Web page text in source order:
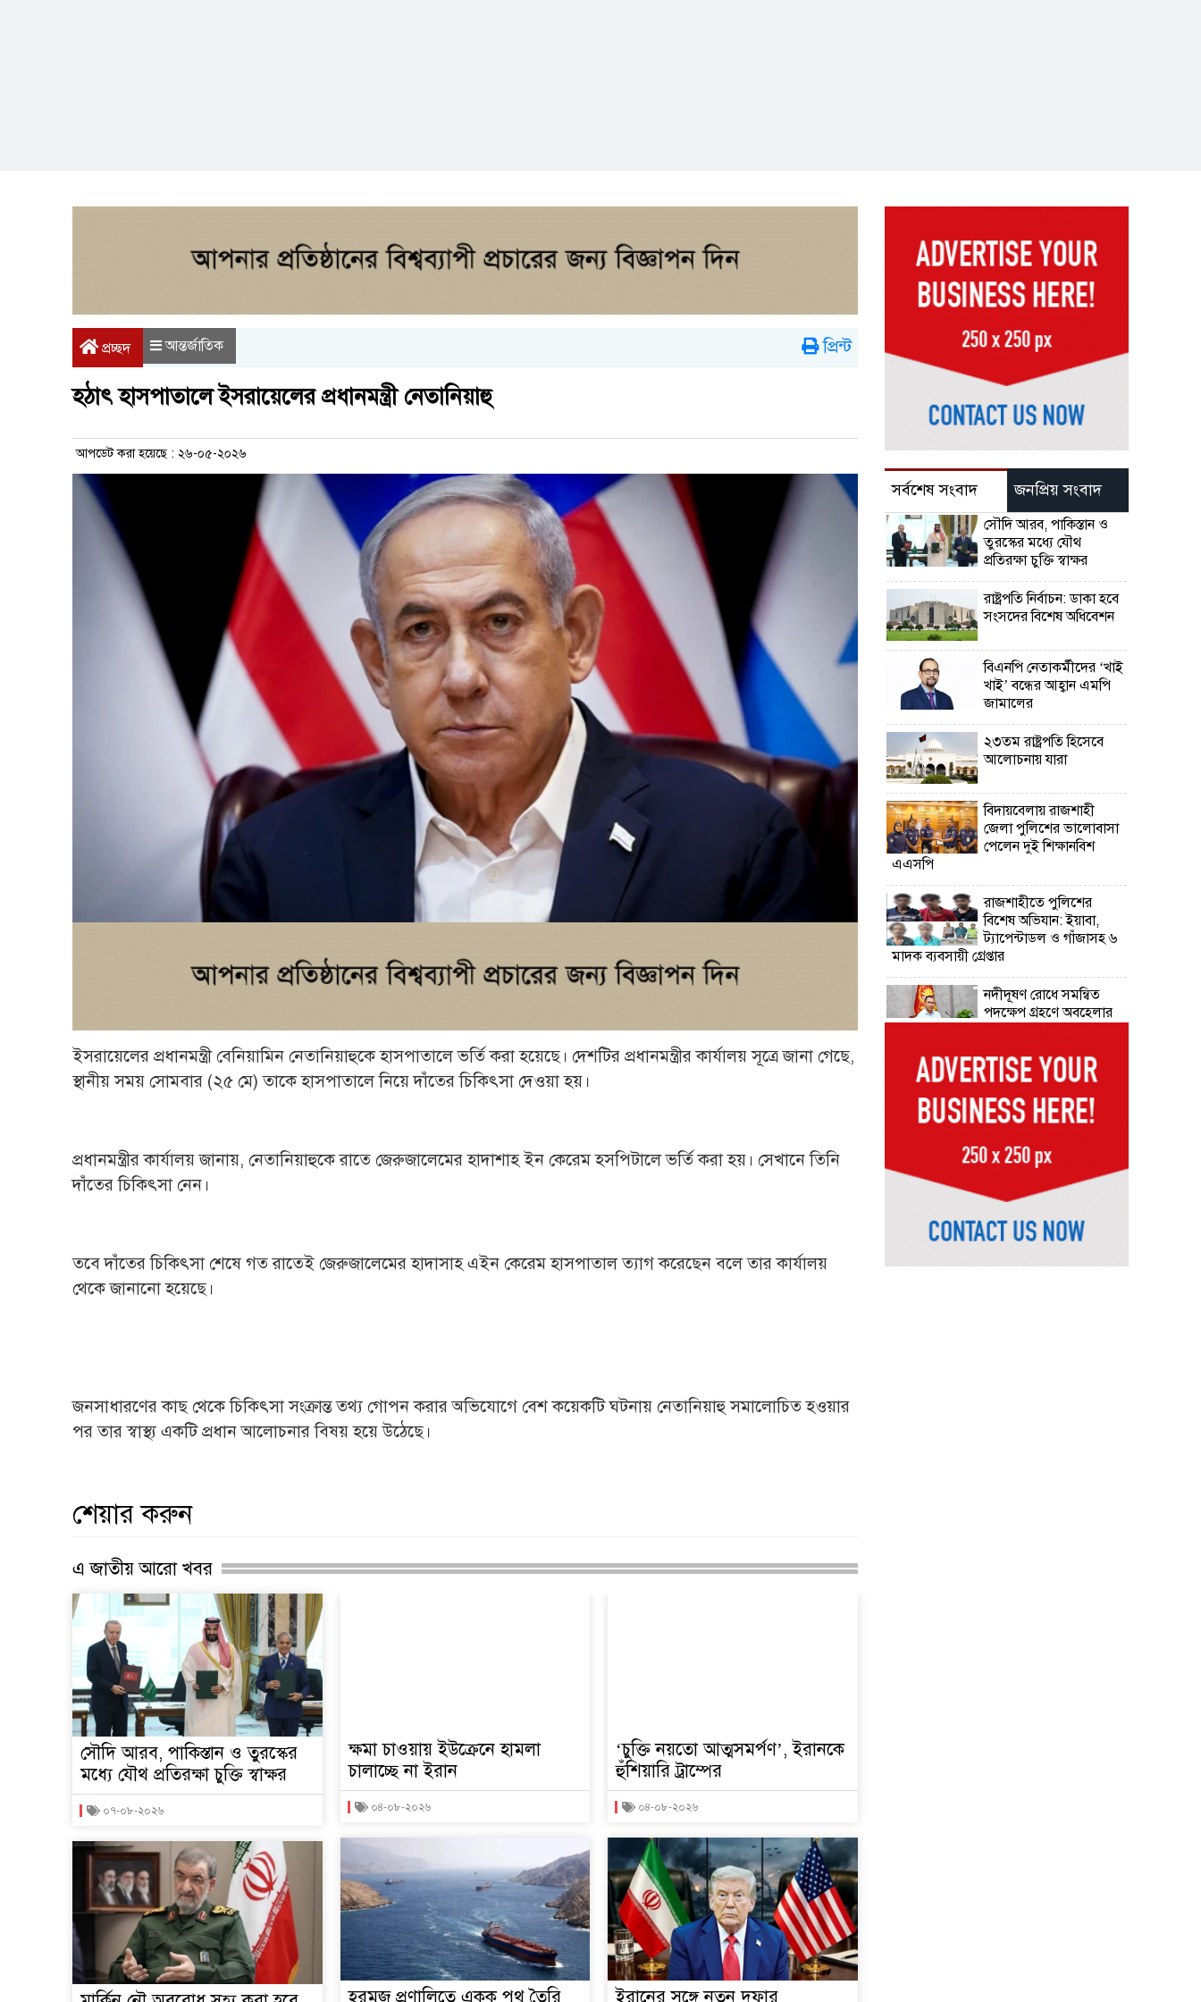
প্রচ্ছদ আন্তর্জাতিক প্রিন্ট
হঠাৎ হাসপাতালে ইসরায়েলের প্রধানমন্ত্রী নেতানিয়াহু
আপডেট করা হয়েছে : ২৬-০৫-২০২৬
ইসরায়েলের প্রধানমন্ত্রী বেনিয়ামিন নেতানিয়াহুকে হাসপাতালে ভর্তি করা হয়েছে। দেশটির প্রধানমন্ত্রীর কার্যালয় সূত্রে জানা গেছে,
স্থানীয় সময় সোমবার (২৫ মে) তাকে হাসপাতালে নিয়ে দাঁতের চিকিৎসা দেওয়া হয়।
প্রধানমন্ত্রীর কার্যালয় জানায়, নেতানিয়াহুকে রাতে জেরুজালেমের হাদাশাহ ইন কেরেম হসপিটালে ভর্তি করা হয়। সেখানে তিনি
দাঁতের চিকিৎসা নেন।
তবে দাঁতের চিকিৎসা শেষে গত রাতেই জেরুজালেমের হাদাসাহ এইন কেরেম হাসপাতাল ত্যাগ করেছেন বলে তার কার্যালয়
থেকে জানানো হয়েছে।
জনসাধারণের কাছ থেকে চিকিৎসা সংক্রান্ত তথ্য গোপন করার অভিযোগে বেশ কয়েকটি ঘটনায় নেতানিয়াহু সমালোচিত হওয়ার
পর তার স্বাস্থ্য একটি প্রধান আলোচনার বিষয় হয়ে উঠেছে।
শেয়ার করুন
এ জাতীয় আরো খবর
সৌদি আরব, পাকিস্তান ও তুরস্কের
মধ্যে যৌথ প্রতিরক্ষা চুক্তি স্বাক্ষর
০৭-০৮-২০২৬
ক্ষমা চাওয়ায় ইউক্রেনে হামলা
চালাচ্ছে না ইরান
০৪-০৮-২০২৬
হরমুজ প্রণালিতে একক পথ তৈরি
‘চুক্তি নয়তো আত্মসমর্পণ’, ইরানকে
হুঁশিয়ারি ট্রাম্পের
০৪-০৮-২০২৬
ইরানের সঙ্গে নতুন দফার
সর্বশেষ সংবাদ জনপ্রিয় সংবাদ
সৌদি আরব, পাকিস্তান ও
তুরস্কের মধ্যে যৌথ
প্রতিরক্ষা চুক্তি স্বাক্ষর
রাষ্ট্রপতি নির্বাচন: ডাকা হবে
সংসদের বিশেষ অধিবেশন
বিএনপি নেতাকর্মীদের ‘খাই
খাই’ বন্ধের আহ্বান এমপি
জামালের
২৩তম রাষ্ট্রপতি হিসেবে
আলোচনায় যারা
বিদায়বেলায় রাজশাহী
জেলা পুলিশের ভালোবাসা
পেলেন দুই শিক্ষানবিশ
এএসপি
রাজশাহীতে পুলিশের
বিশেষ অভিযান: ইয়াবা,
ট্যাপেন্টাডল ও গাঁজাসহ ৬
মাদক ব্যবসায়ী গ্রেপ্তার
নদীদূষণ রোধে সমন্বিত
পদক্ষেপ গ্রহণে অবহেলার
উদ্যোক্তা মেলার সমাপনী
অনুষ্ঠান, ৬০ উদ্যোক্তাকে
সম্মাননা দিলেন সিটি
প্রশাসক
রংপুরে চলন্ত ট্রেনে উঠতে
গিয়ে কাটা পড়ে রেলকর্মীর
মৃত্যু
রাষ্ট্রপতি নির্বাচনের চূড়ান্ত
তারিখ ঘোষণা